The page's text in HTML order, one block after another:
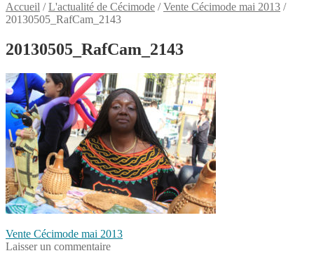
Accueil /L'actualité de Cécimode /Vente Cécimode mai 2013 /
20130505_RafCam_2143
20130505_RafCam_2143
Navigation
Article
précédent :
Vente Cécimode mai 2013
Laisser un commentaire